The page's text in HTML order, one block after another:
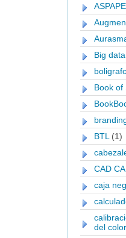
Big data
Book of
BTL (1)
CAD
caja
del color